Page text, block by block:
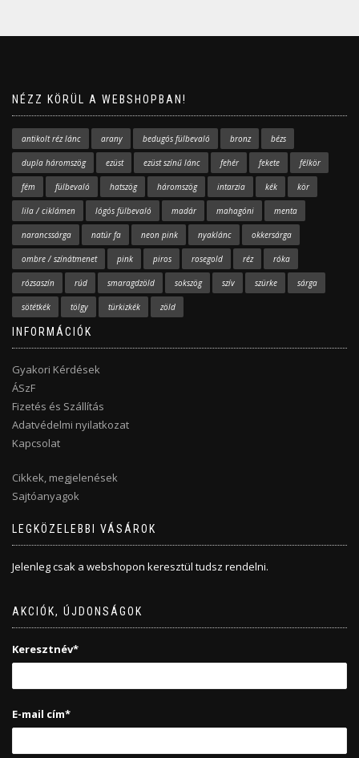
NÉZZ KÖRÜL A WEBSHOPBAN!
antikolt réz lánc arany bedugós fülbevaló bronz bézs
dupla háromszög ezüst ezüst színű lánc fehér fekete félkör
fém fülbevaló hatszög háromszög intarzia kék kör
lila / ciklámen lógós fülbevaló madár mahagóni menta
narancssárga natúr fa neon pink nyaklánc okkersárga
ombre / színátmenet pink piros rosegold réz róka
rózsaszín rúd smaragdzöld sokszög szív szürke sárga
sötétkék tölgy türkizkék zöld
INFORMÁCIÓK
Gyakori Kérdések
ÁSzF
Fizetés és Szállítás
Adatvédelmi nyilatkozat
Kapcsolat
Cikkek, megjelenések
Sajtóanyagok
LEGKÖZELEBBI VÁSÁROK
Jelenleg csak a webshopon keresztül tudsz rendelni.
AKCIÓK, ÚJDONSÁGOK
Keresztnév*
E-mail cím*